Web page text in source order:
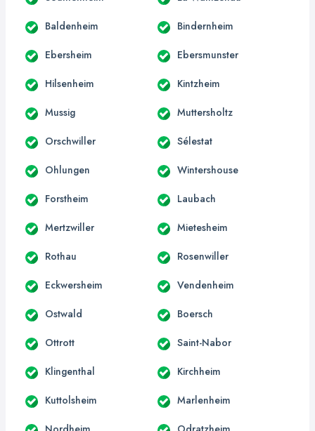
Baldenheim Bindernheim
Ebersheim Ebersmunster
Hilsenheim Kintzheim
Mussig Muttersholtz
Orschwiller Sélestat
Ohlungen Wintershouse
Forstheim Laubach
Mertzwiller Mietesheim
Rothau Rosenwiller
Eckwersheim Vendenheim
Ostwald Boersch
Ottrott Saint-Nabor
Klingenthal Kirchheim
Kuttolsheim Marlenheim